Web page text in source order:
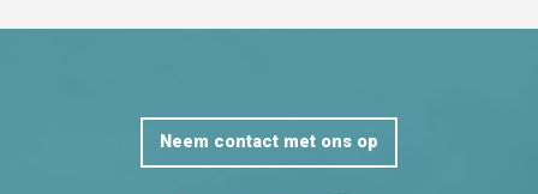
Neem contact met ons op